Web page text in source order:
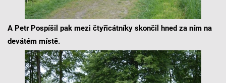
A Petr Pospíšil pak mezi čtyřicátníky skončil hned za ním na
devátém místě.